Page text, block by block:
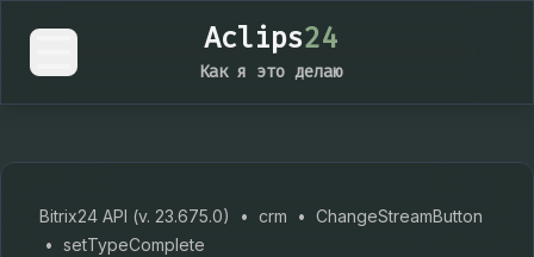
Aclips24
Как я это делаю
Bitrix24 API (v. 23.675.0) • crm • ChangeStreamButton
• setTypeComplete